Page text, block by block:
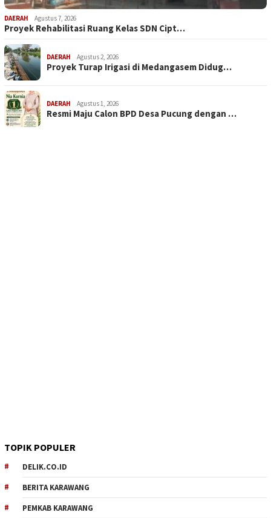
DAERAH Agustus 7, 2026
Proyek Rehabilitasi Ruang Kelas SDN Cipt…
DAERAH Agustus 2, 2026
Proyek Turap Irigasi di Medangasem Didug…
DAERAH Agustus 1, 2026
Resmi Maju Calon BPD Desa Pucung dengan …
TOPIK POPULER
DELIK.CO.ID
BERITA KARAWANG
PEMKAB KARAWANG